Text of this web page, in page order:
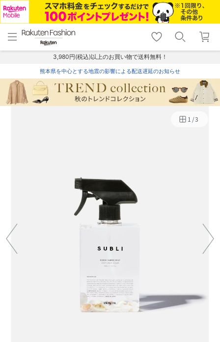
menu home
トップ
shopping_cart lock_outline
ログイン
3,980円(税込)以上のお買い物で送料無料！
熊本県を中心とする地震の影響による配送遅延のお知らせ
1 /3